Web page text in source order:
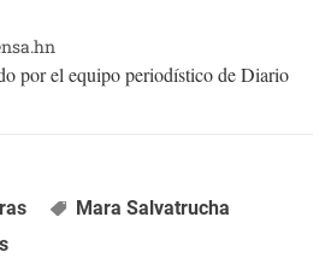
por el equipo periodístico de Diario
Mara Salvatrucha